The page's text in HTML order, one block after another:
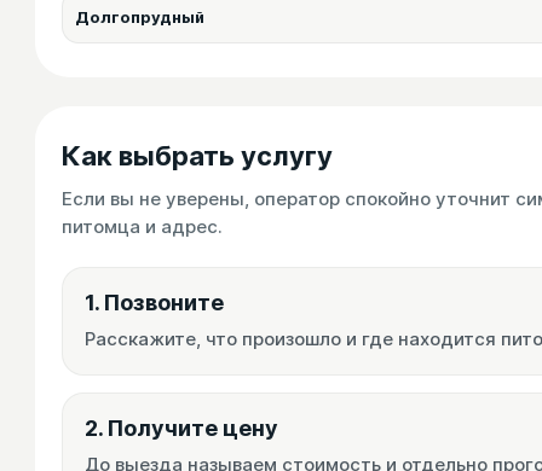
Долгопрудный
Как выбрать услугу
Если вы не уверены, оператор спокойно уточнит
питомца и адрес.
1. Позвоните
Расскажите, что произошло и где находится
2. Получите цену
До выезда называем стоимость и отдельно